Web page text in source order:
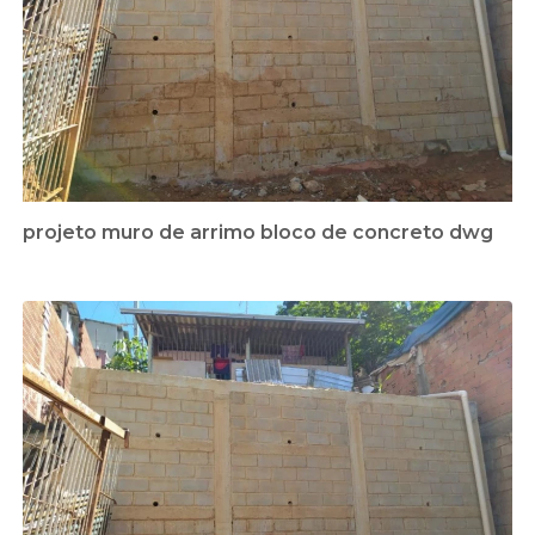
projeto muro de arrimo bloco de concreto dwg